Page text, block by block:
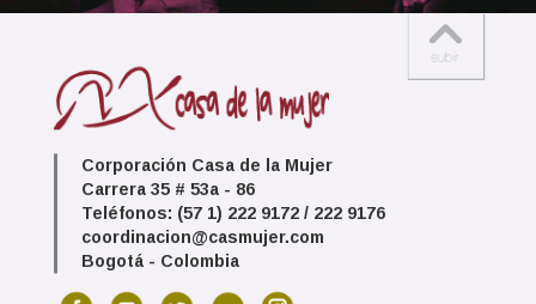
Corporación Casa de la Mujer
Carrera 35 # 53a - 86
Teléfonos: (57 1) 222 9172 / 222 9176
coordinacion@casmujer.com
Bogotá - Colombia